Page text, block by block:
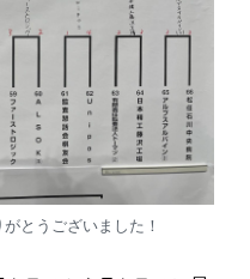
とうございました！